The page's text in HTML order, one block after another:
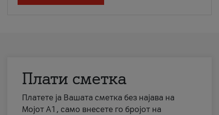
Плати сметка
Платете ја Вашата сметка без најава на
Мојот А1, само внесете го бројот на